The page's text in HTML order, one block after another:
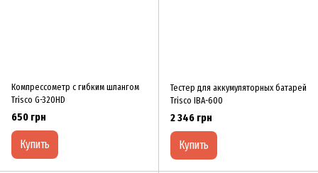
Компрессометр с гибким шлангом
Trisco G-320HD
650 грн
Купить
Тестер для аккумуляторных батарей
Trisco IBA-600
2 346 грн
Купить